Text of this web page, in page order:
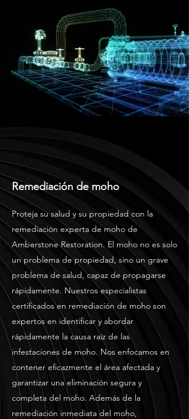
Remediación de moho
Proteja su salud y su propiedad con la
remediación experta de moho de
Amberstone Restoration. El moho no es solo
un problema de propiedad, sino un grave
problema de salud, capaz de propagarse
rápidamente. Nuestros especialistas
certificados en remediación de moho son
expertos en identificar y abordar
rápidamente la causa raíz de las
infestaciones de moho. Nos enfocamos en
contener eficazmente el área afectada y
garantizar una eliminación segura y
completa del moho. Además de la
remediación inmediata del moho,